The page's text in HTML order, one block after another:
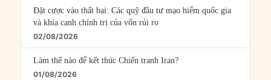
Đặt cược vào thất bại: Các quỹ đầu tư mạo hiểm quốc gia
và khía cạnh chính trị của vốn rủi ro
02/08/2026
Làm thế nào để kết thúc Chiến tranh Iran?
01/08/2026